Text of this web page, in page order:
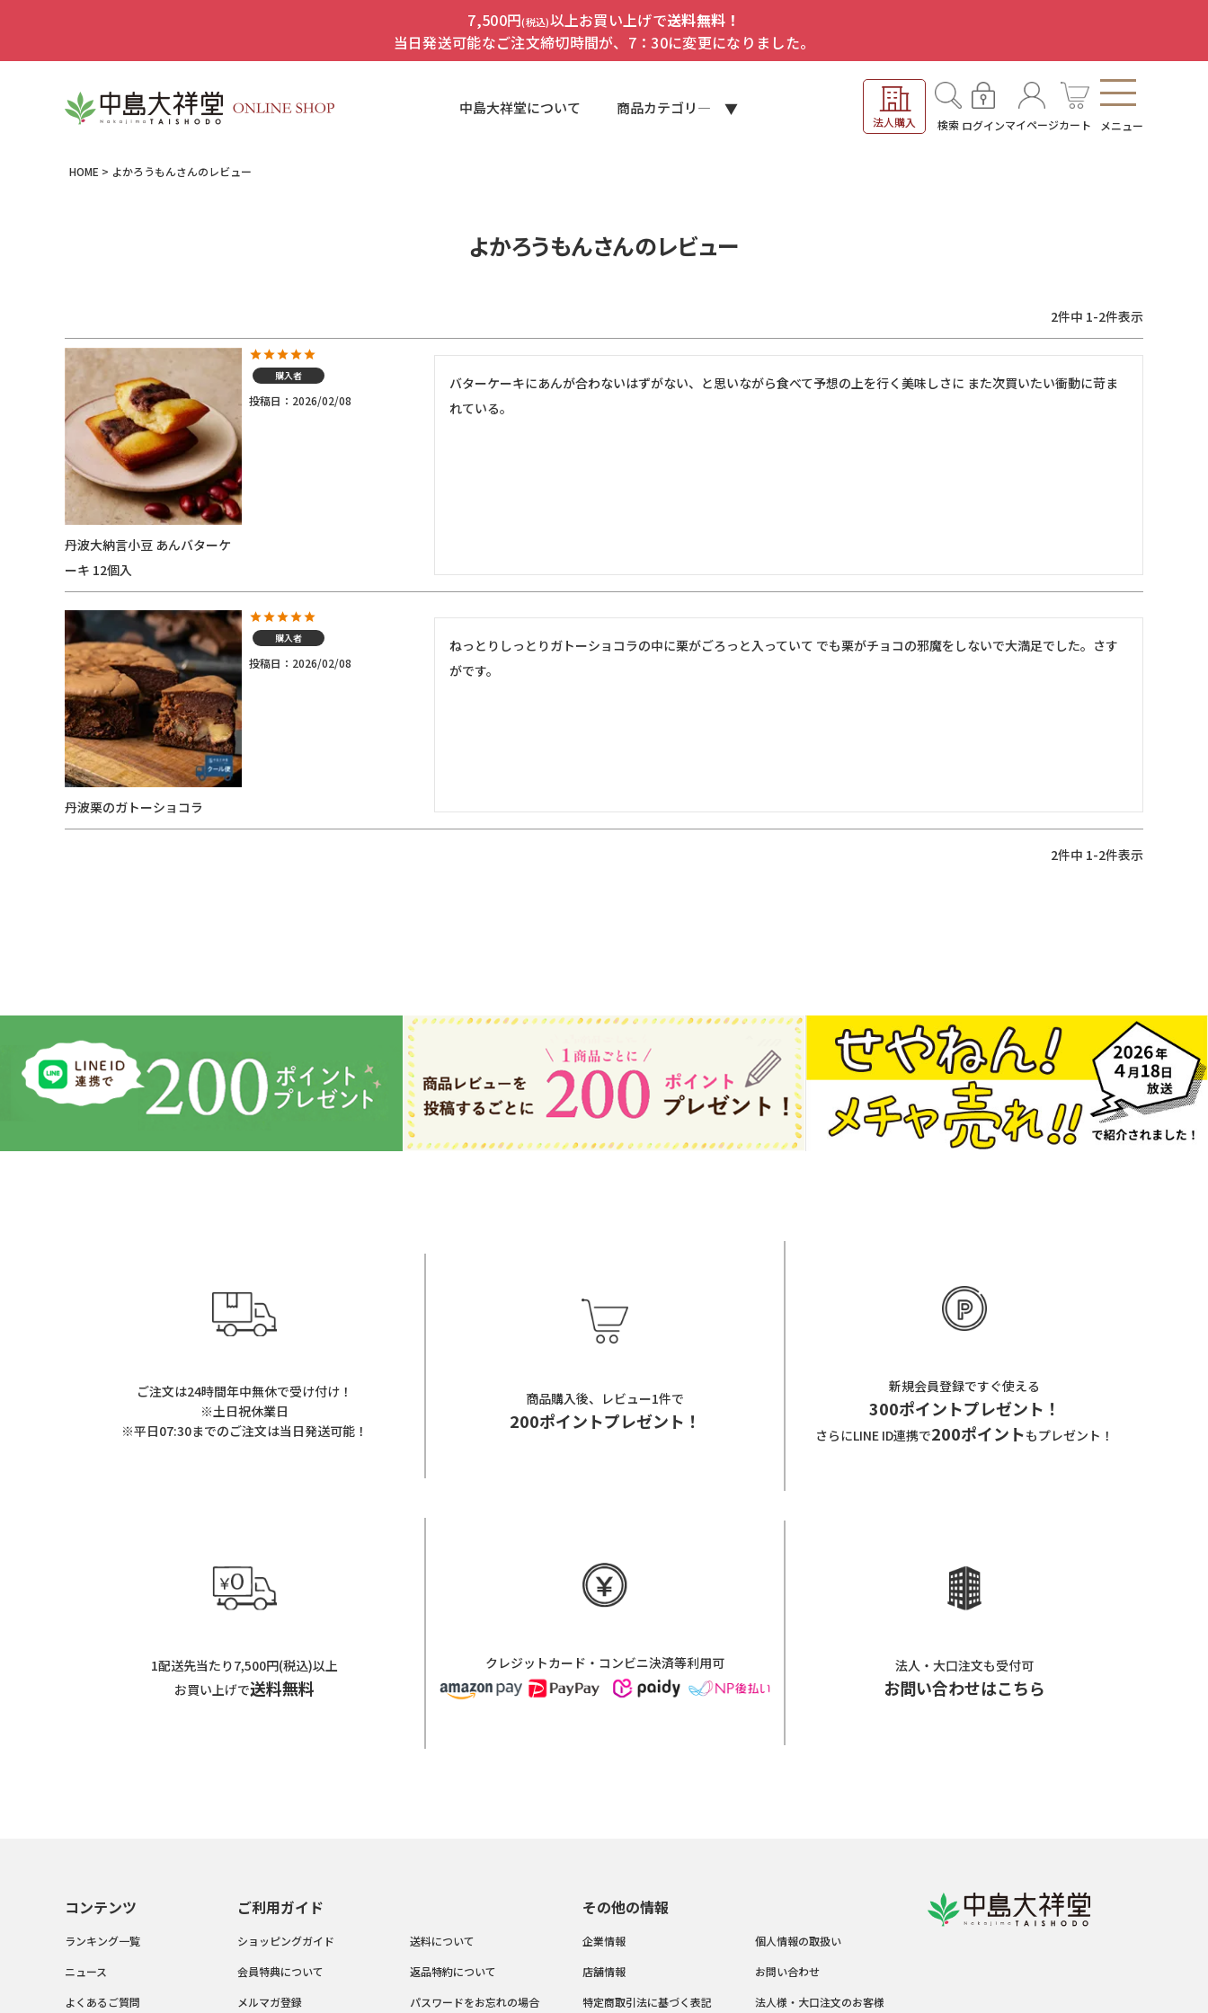
7,500円(税込)以上お買い上げで送料無料！
当日発送可能なご注文締切時間が、7：30に変更になりました。
中島大祥堂について 商品カテゴリ―
法人購入 検索 ログインマイページカート メニュー
HOME よかろうもんさんのレビュー
よかろうもんさんのレビュー
2件中 1-2件表示
丹波大納言小豆 あんバターケ
ーキ 12個入
購入者
投稿日 2026/02/08
バターケーキにあんが合わないはずがない、と思いながら食べて予想の上を行く美味しさに また次買いたい衝動に苛ま
れている。
丹波栗のガトーショコラ
購入者
投稿日 2026/02/08
ねっとりしっとりガトーショコラの中に栗がごろっと入っていて でも栗がチョコの邪魔をしないで大満足でした。さす
がです。
2件中 1-2件表示
ご注文は24時間年中無休で受け付け！
※土日祝休業日
※平日07:30までのご注文は当日発送可能！
商品購入後、レビュー1件で
200ポイントプレゼント！
新規会員登録ですぐ使える
300ポイントプレゼント！
さらにLINE ID連携で200ポイントもプレゼント！
1配送先当たり7,500円(税込)以上
お買い上げで送料無料
クレジットカード・コンビニ決済等利用可 法人・大口注文も受付可
お問い合わせはこちら
コンテンツ
ランキング一覧
ニュース
よくあるご質問
ご利用ガイド
ショッピングガイド
会員特典について
メルマガ登録
送料について
返品特約について
パスワードをお忘れの場合
その他の情報
企業情報
店舗情報
特定商取引法に基づく表記
個人情報の取扱い
お問い合わせ
法人様・大口注文のお客様